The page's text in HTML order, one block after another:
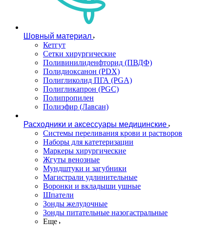
Шовный материал
Кетгут
Сетки хирургические
Поливинилиденфторид (ПВДФ)
Полидиоксанон (PDX)
Полигликолид ПГА (PGA)
Полигликапрон (PGC)
Полипропилен
Полиэфир (Лавсан)
Расходники и аксессуары медицинские
Системы переливания крови и растворов
Наборы для катетеризации
Маркеры хирургические
Жгуты венозные
Мундштуки и загубники
Магистрали удлинительные
Воронки и вкладыши ушные
Шпатели
Зонды желудочные
Зонды питательные назогастральные
Еще